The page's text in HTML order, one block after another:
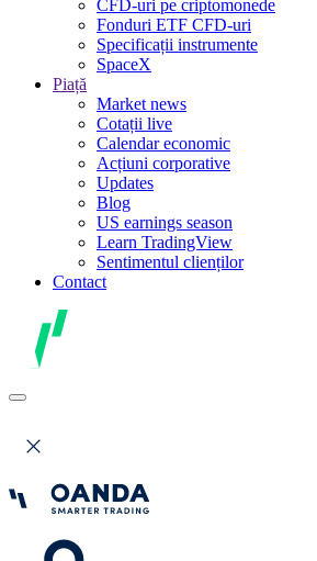
CFD-uri pe criptomonede
Fonduri ETF CFD-uri
Specificații instrumente
SpaceX
Piață
Market news
Cotații live
Calendar economic
Acțiuni corporative
Updates
Blog
US earnings season
Learn TradingView
Sentimentul clienților
Contact